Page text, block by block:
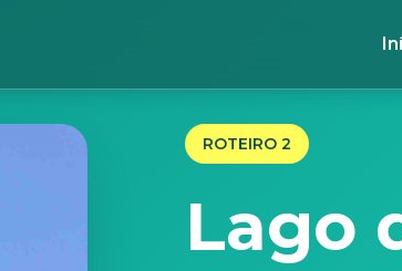
ROTEIRO 2
Lago